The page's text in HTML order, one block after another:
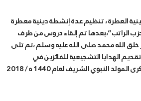
العطرة ، تنظيم عدة إنشطة دينية معطرة
الراتب”،بعدها تم إلقاء دروس من طرف
الله محمد صلى الله عليه وسلم ،تم تلى
الهدايا التشجيعية للفائزين في
المسابقة الولائية الخاصة بذكرى المولد النبوي الشريف لعام 1440 ه / 2018